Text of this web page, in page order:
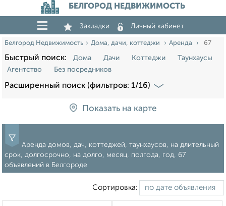
БЕЛГОРОД НЕДВИЖИМОСТЬ
Закладки Личный кабинет
Белгород Недвижимость Дома, дачи, коттеджи Аренда 67
Быстрый поиск: Дома Дачи Коттеджи
Таунхаусы
Агентство
Без посредников
Расширенный поиск (фильтров: 1/16)
Показать на карте
Аренда домов, дач, коттеджей, таунхаусов, на длительный
срок, долгосрочно, на долго, месяц, полгода, год, 67
объявлений в Белгороде
Сортировка: